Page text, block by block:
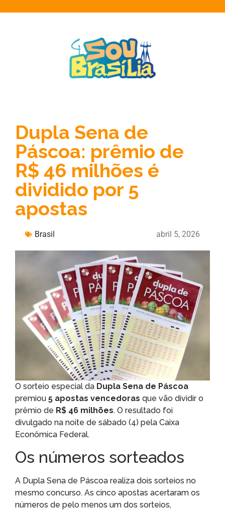
Dupla Sena de
Páscoa: prêmio de
R$ 46 milhões é
dividido por 5
apostas
Brasil abril 5, 2026
O sorteio especial da Dupla Sena de Páscoa
premiou 5 apostas vencedoras que vão dividir o
prêmio de R$ 46 milhões. O resultado foi
divulgado na noite de sábado (4) pela Caixa
Econômica Federal.
Os números sorteados
A Dupla Sena de Páscoa realiza dois sorteios no
mesmo concurso. As cinco apostas acertaram os
números de pelo menos um dos sorteios,